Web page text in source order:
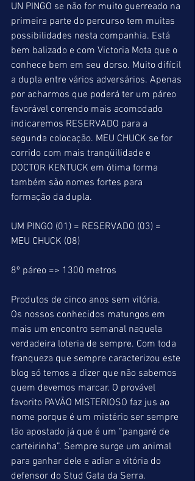
UN PINGO se não for muito guerreado na
primeira parte do percurso tem muitas
possibilidades nesta companhia. Está
bem balizado e com Victoria Mota que o
conhece bem em seu dorso. Muito difícil
a dupla entre vários adversários. Apenas
por acharmos que poderá ter um páreo
favorável correndo mais acomodado
indicaremos RESERVADO para a
segunda colocação. MEU CHUCK se for
corrido com mais tranqüilidade e
DOCTOR KENTUCK em ótima forma
também são nomes fortes para
formação da dupla.
UM PINGO (01) = RESERVADO (03) =
MEU CHUCK (08)
8º páreo => 1300 metros
Produtos de cinco anos sem vitória.
Os nossos conhecidos matungos em
mais um encontro semanal naquela
verdadeira loteria de sempre. Com toda
franqueza que sempre caracterizou este
blog só temos a dizer que não sabemos
quem devemos marcar. O provável
favorito PAVÃO MISTERIOSO faz jus ao
nome porque é um mistério ser sempre
tão apostado já que é um “pangaré de
carteirinha”. Sempre surge um animal
para ganhar dele e adiar a vitória do
defensor do Stud Gata da Serra.